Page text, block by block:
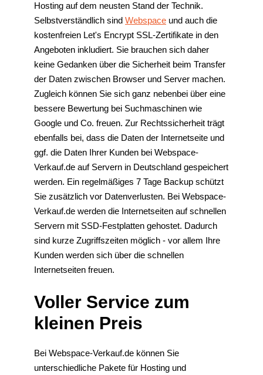
Hosting auf dem neusten Stand der Technik.
Selbstverständlich sind Webspace und auch die
kostenfreien Let's Encrypt SSL-Zertifikate in den
Angeboten inkludiert. Sie brauchen sich daher
keine Gedanken über die Sicherheit beim Transfer
der Daten zwischen Browser und Server machen.
Zugleich können Sie sich ganz nebenbei über eine
bessere Bewertung bei Suchmaschinen wie
Google und Co. freuen. Zur Rechtssicherheit trägt
ebenfalls bei, dass die Daten der Internetseite und
ggf. die Daten Ihrer Kunden bei Webspace-
Verkauf.de auf Servern in Deutschland gespeichert
werden. Ein regelmäßiges 7 Tage Backup schützt
Sie zusätzlich vor Datenverlusten. Bei Webspace-
Verkauf.de werden die Internetseiten auf schnellen
Servern mit SSD-Festplatten gehostet. Dadurch
sind kurze Zugriffszeiten möglich - vor allem Ihre
Kunden werden sich über die schnellen
Internetseiten freuen.
Voller Service zum
kleinen Preis
Bei Webspace-Verkauf.de können Sie
unterschiedliche Pakete für Hosting und